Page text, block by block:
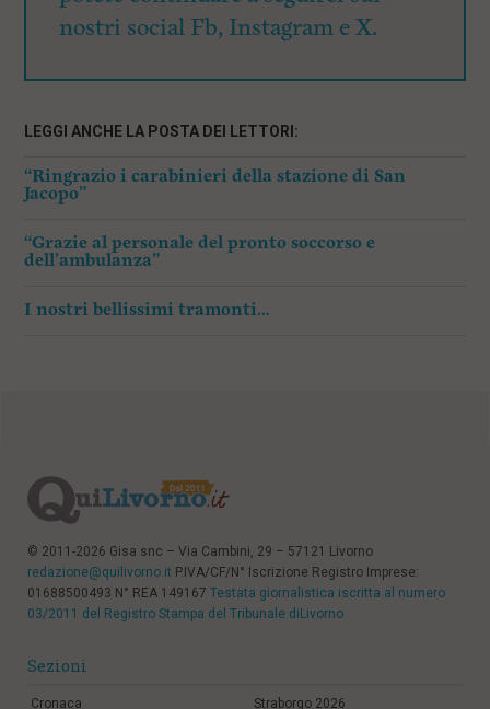
nostri social Fb, Instagram e X.
LEGGI ANCHE LA POSTA DEI LETTORI:
“Ringrazio i carabinieri della stazione di San
Jacopo”
“Grazie al personale del pronto soccorso e
dell’ambulanza”
I nostri bellissimi tramonti…
© 2011-2026 Gisa snc – Via Cambini, 29 – 57121 Livorno
redazione@quilivorno.it P.IVA/CF/N° Iscrizione Registro Imprese:
01688500493 N° REA 149167 Testata giornalistica iscritta al numero
03/2011 del Registro Stampa del Tribunale diLivorno
Sezioni
Cronaca Straborgo 2026